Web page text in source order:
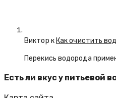
Виктор к Как очистить
Перекись водорода
Есть ли вкус у питьевой